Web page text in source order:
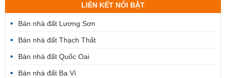
LIÊN KẾT NỔI BẬT
Bán nhà đất Lương Sơn
Bán nhà đất Thạch Thất
Bán nhà đất Quốc Oai
Bán nhà đất Ba Vì